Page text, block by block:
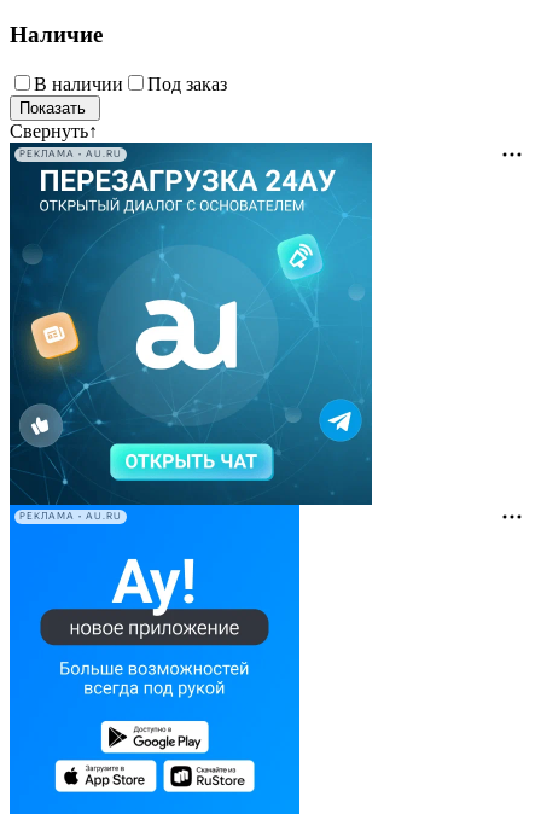
Наличие
В наличии Под заказ
Свернуть↑
РЕКЛАМА • AU.RU
РЕКЛАМА • AU.RU